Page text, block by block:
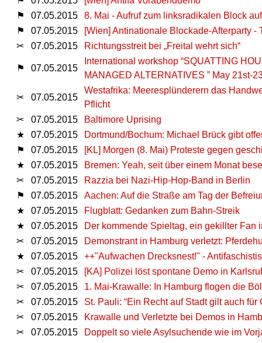
⚑
07.05.2015
8. Mai - Aufruf zum linksradikalen Block
⚑
07.05.2015
[Wien] Antinationale Blockade-Afterparty -
✂
07.05.2015 Richtungsstreit bei „Freital wehrt sich“
⚑ 07.05.2015
International workshop “SQUATTING
MANAGED ALTERNATIVES ” May 21st-
✂ 07.05.2015
Westafrika: Meeresplünderern das
Pflicht
✂
07.05.2015
Baltimore Uprising
★
07.05.2015
Dortmund/Bochum: Michael Brück gibt
⚑
07.05.2015
[KL] Morgen (8. Mai) Proteste gegen
★
07.05.2015
Bremen: Yeah, seit über einem Monat
✂
07.05.2015
Razzia bei Nazi-Hip-Hop-Band in Berlin
⚑
07.05.2015
Aachen: Auf die Straße am Tag der
★
07.05.2015
Flugblatt: Gedanken zum Bahn-Streik
★
07.05.2015
Der kommende Spieltag, ein gekillter Fan
✂
07.05.2015
Demonstrant in Hamburg verletzt:
★
07.05.2015
++"Aufwachen Drecksnest!" -
✂
07.05.2015
[KA] Polizei löst spontane Demo in
✂
07.05.2015
1. Mai-Krawalle: In Hamburg flogen die
✂
07.05.2015
St. Pauli: “Ein Recht auf Stadt gilt auch für
✂
07.05.2015
Krawalle und Verletzte bei Demos in
✂
07.05.2015
Doppelt so viele Asylsuchende wie im